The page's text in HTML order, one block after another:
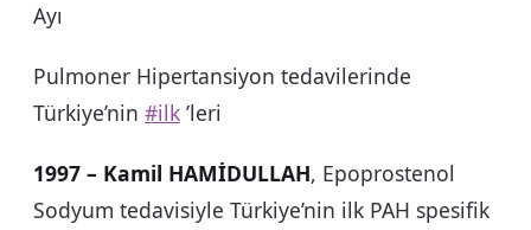
Ayı
Pulmoner Hipertansiyon tedavilerinde
Türkiye’nin #ilk ’leri
1997 – Kamil HAMİDULLAH, Epoprostenol
Sodyum tedavisiyle Türkiye’nin ilk PAH spesifik